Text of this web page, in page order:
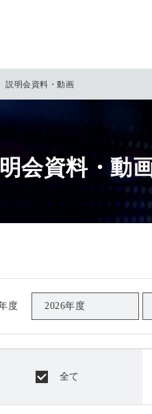
説明会資料・動画
会資料・動
度 2026年度
全て